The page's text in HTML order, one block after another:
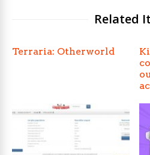
Related
Terraria: Otherworld